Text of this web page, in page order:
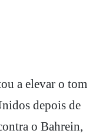
depois de
o Bahrein,